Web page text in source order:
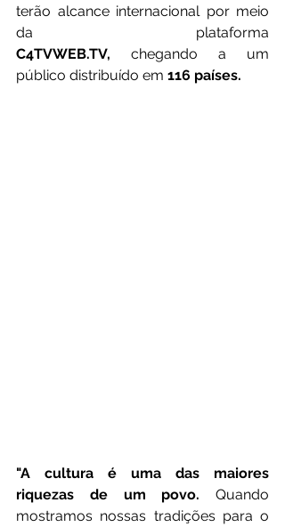
terão alcance internacional por meio
C4TVWEB.TV, chegando a um
público distribuído em 116 países.
"A cultura é uma das maiores
riquezas de um povo. Quando
mostramos nossas tradições para o